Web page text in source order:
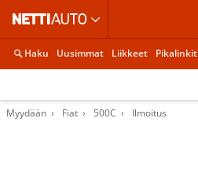
Haku Uusimmat Liikkeet Pikalinkit
Myydään Fiat 500C Ilmoitus